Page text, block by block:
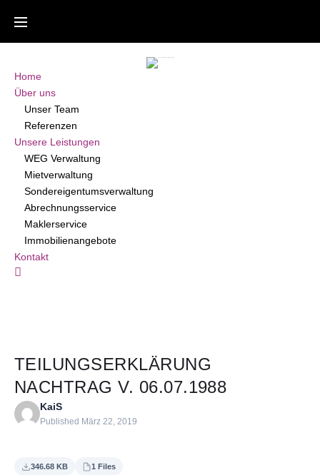
Home
Über uns
Unser Team
Referenzen
Unsere Leistungen
WEG Verwaltung
Mietverwaltung
Sondereigentumsverwaltung
Abrechnungsservice
Maklerservice
Immobilienangebote
Kontakt
TEILUNGSERKLÄRUNG
NACHTRAG V. 06.07.1988
KaiS
Published März 22, 2019
346.68 KB 1 Files